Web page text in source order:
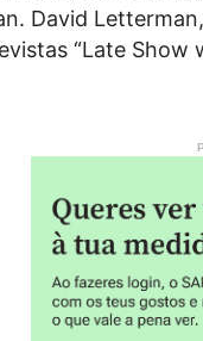
David
“Late Show